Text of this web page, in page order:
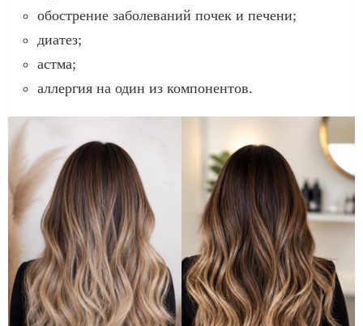
обострение заболеваний почек и печени;
диатез;
астма;
аллергия на один из компонентов.